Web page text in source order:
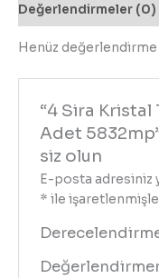
Değerlendirmeler (0)
Henüz değerlendirme
“4 Sira Kristal
Adet
siz olun
E-posta adresiniz
* ile